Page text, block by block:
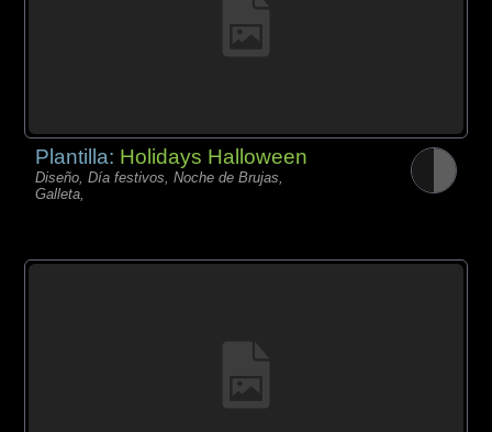
Plantilla: Holidays Halloween
Diseño, Día festivos, Noche de Brujas,
Galleta,